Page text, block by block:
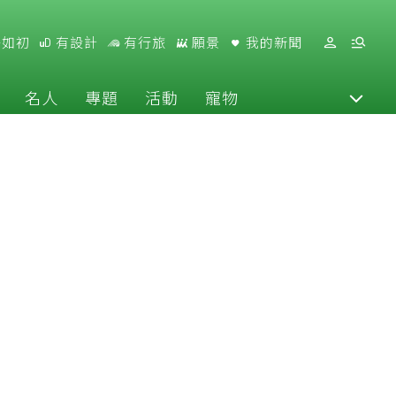
初 有設計 有行旅 願景 我的新聞
名人 專題 活動 寵物